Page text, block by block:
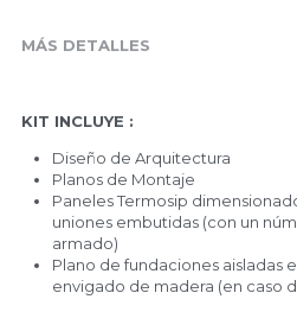
MÁS DETALLES
KIT INCLUYE :
Diseño de Arquitectura
Planos de Montaje
Paneles Termosip
uniones embutidas (con un
armado)
Plano de fundaciones aisladas
envigado de madera (en caso